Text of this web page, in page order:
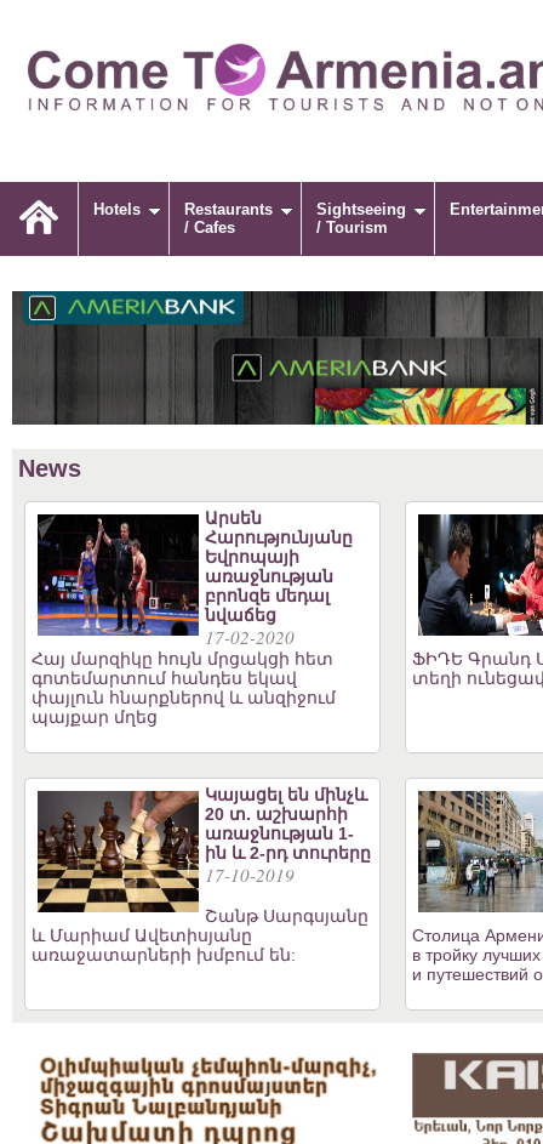
Hotels
Restaurants
/ Cafes
Sightseeing
/ Tourism
News
Արսեն
Հարությունյանը
Եվրոպայի
առաջնության
բրոնզե մեդալ
նվաճեց
17-02-2020
Հայ մարզիկը հույն մրցակցի հետ
գոտեմարտում հանդես եկավ
փայլուն հնարքներով և անզիջում
պայքար մղեց
ՖԻԴԵ Գրանդ
տեղի
Կայացել են մինչև
20 տ. աշխարհի
առաջնության 1-
ին և 2-րդ տուրերը
17-10-2019
Շանթ Սարգսյանը
և Մարիամ Ավետիսյանը
առաջատարների խմբում են:
Столица
в тройку
и путешествий